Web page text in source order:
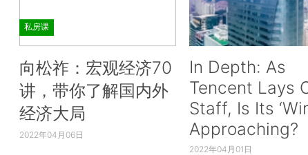
私房课
向松祚：宏观经济70
讲，带你了解国内外
经济大局
2022年04月06日
In Depth: As
Tencent Lays
Staff, Is Its
Approaching?
2022年04月01日